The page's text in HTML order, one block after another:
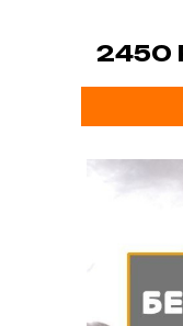
2450